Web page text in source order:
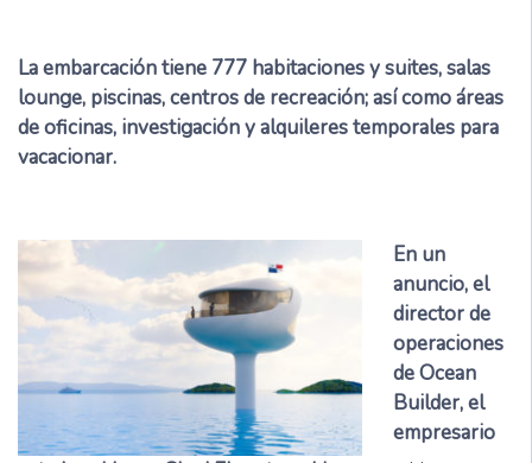
La embarcación tiene 777 habitaciones y suites, salas
lounge, piscinas, centros de recreación; así como áreas
de oficinas, investigación y alquileres temporales para
vacacionar.
En un
anuncio, el
director de
operaciones
de Ocean
Builder, el
empresario